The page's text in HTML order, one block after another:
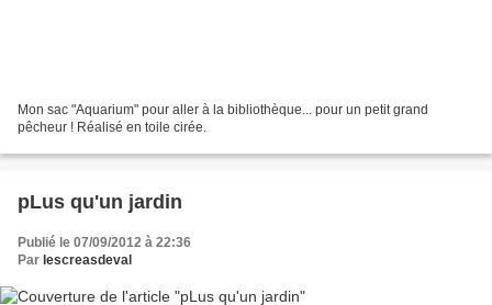
Mon sac "Aquarium" pour aller à la bibliothèque... pour un petit grand
pêcheur ! Réalisé en toile cirée.
pLus qu'un jardin
Publié le 07/09/2012 à 22:36
Par lescreasdeval